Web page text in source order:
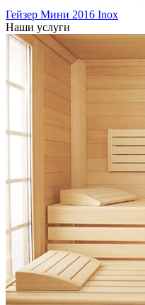
Гейзер Мини 2016 Inox
Наши услуги